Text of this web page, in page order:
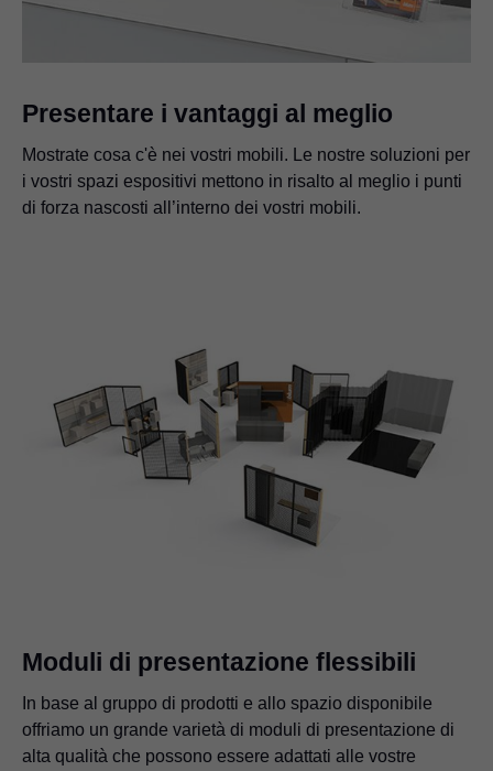
Presentare i vantaggi al meglio
Mostrate cosa c'è nei vostri mobili. Le nostre soluzioni per
i vostri spazi espositivi mettono in risalto al meglio i punti
di forza nascosti all’interno dei vostri mobili.
Moduli di presentazione flessibili
In base al gruppo di prodotti e allo spazio disponibile
offriamo un grande varietà di moduli di presentazione di
alta qualità che possono essere adattati alle vostre